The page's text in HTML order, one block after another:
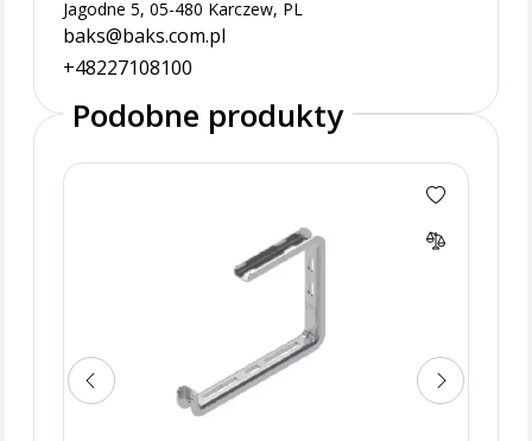
Jagodne 5, 05-480 Karczew, PL
baks@baks.com.pl
+48227108100
Podobne produkty